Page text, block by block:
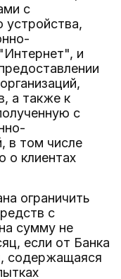
с
устройства,
и
а также к
с
в том числе
о клиентах
ограничить
с
сумму не
если от Банка
содержащаяся